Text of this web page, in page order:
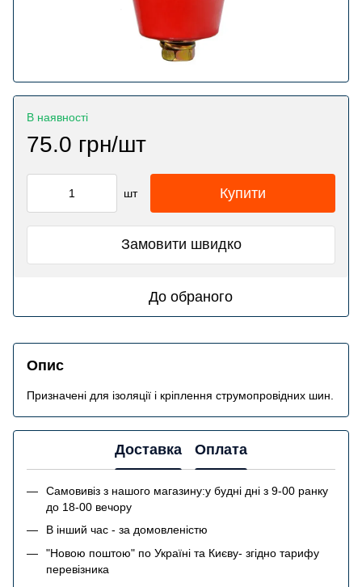
В наявності
75.0 грн/шт
шт Купити
Замовити швидко
До обраного
Опис
Призначені для ізоляції і кріплення струмопровідних шин.
Доставка Оплата
Самовивіз з нашого магазину:у будні дні з 9-00 ранку
до 18-00 вечору
В інший час - за домовленістю
"Новою поштою" по Україні та Києву- згідно тарифу
перевізника